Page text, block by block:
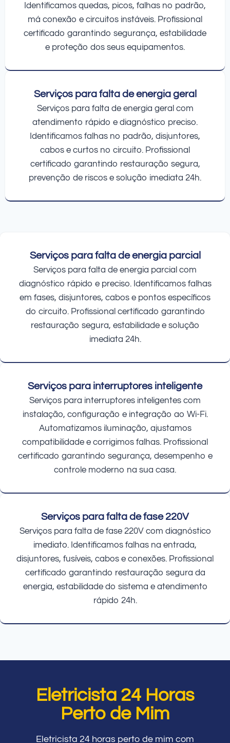
Identificamos quedas, picos, falhas no padrão,
má conexão e circuitos instáveis. Profissional
certificado garantindo segurança, estabilidade
e proteção dos seus equipamentos.
Serviços para falta de energia geral
Serviços para falta de energia geral com
atendimento rápido e diagnóstico preciso.
Identificamos falhas no padrão, disjuntores,
cabos e curtos no circuito. Profissional
certificado garantindo restauração segura,
prevenção de riscos e solução imediata 24h.
Serviços para falta de energia parcial
Serviços para falta de energia parcial com
diagnóstico rápido e preciso. Identificamos falhas
em fases, disjuntores, cabos e pontos específicos
do circuito. Profissional certificado garantindo
restauração segura, estabilidade e solução
imediata 24h.
Serviços para interruptores inteligente
Serviços para interruptores inteligentes com
instalação, configuração e integração ao Wi-Fi.
Automatizamos iluminação, ajustamos
compatibilidade e corrigimos falhas. Profissional
certificado garantindo segurança, desempenho e
controle moderno na sua casa.
Serviços para falta de fase 220V
Serviços para falta de fase 220V com diagnóstico
imediato. Identificamos falhas na entrada,
disjuntores, fusíveis, cabos e conexões. Profissional
certificado garantindo restauração segura da
energia, estabilidade do sistema e atendimento
rápido 24h.
Eletricista 24 Horas
Perto de Mim
Eletricista 24 horas perto de mim com